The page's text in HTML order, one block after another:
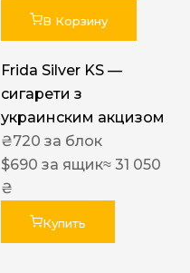
В Корзину
Frida Silver KS —
сигарети з
украинским акцизом
₴720 за блок
$690 за ящик≈ 31 050
₴
Купить